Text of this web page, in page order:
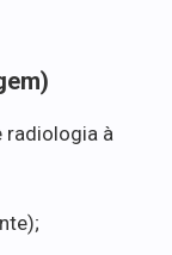
radiologia à